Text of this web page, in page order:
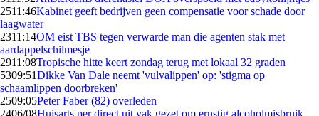
2511:46Kabinet geeft bedrijven geen compensatie voor schade door
laagwater
2311:14OM eist TBS tegen verwarde man die agenten stak met
aardappelschilmesje
2911:08Tropische hitte keert zondag terug met lokaal 32 graden
5309:51Dikke Van Dale neemt 'vulvalippen' op: 'stigma op
schaamlippen doorbreken'
2509:05Peter Faber (82) overleden
2406/08Huisarts per direct uit vak gezet om ernstig alcoholmisbruik